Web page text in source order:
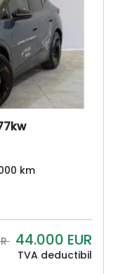
km
44.000 EUR
TVA deductibil